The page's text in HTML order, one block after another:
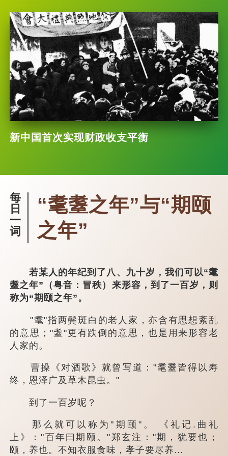
新中国首次实现财政收支平衡
每
日
一
词
“耄耋之年”与“期颐
之年”
若某人的年纪到了八、九十岁，我们可以“耄
耋之年”（粤音：冒秩）来形容，到了一百岁，则
称为“期颐之年”。
"耄"指两鬓斑白的老人家，亦含有思想紊乱
的意思；"耋"更有跌倒的意思，也是用来形容老
人家的。
曹操《对酒歌》就曾写道："耄耋皆得以寿
终，恩泽广及草木昆虫。"
到了一百岁呢？
那么就可以称为"期颐"。 《礼记.曲礼
上》："百年曰期颐。"郑玄注："期，犹要也；
颐，养也。不知衣服食味，孝子要尽养...